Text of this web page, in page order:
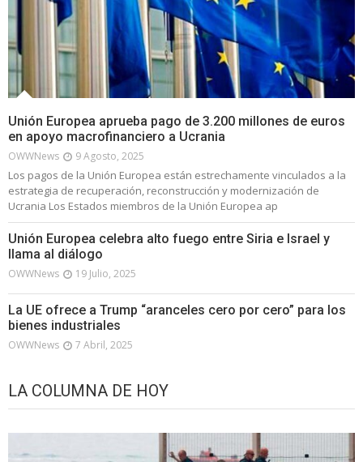
Unión Europea aprueba pago de 3.200 millones de euros
en apoyo macrofinanciero a Ucrania
OWWNews 9 Agosto, 2025
Los pagos de la Unión Europea están estrechamente vinculados a la
estrategia de recuperación, reconstrucción y modernización de
Ucrania Los Estados miembros de la Unión Europea ap
Unión Europea celebra alto fuego entre Siria e Israel y
llama al diálogo
OWWNews 19 Julio, 2025
La UE ofrece a Trump “aranceles cero por cero” para los
bienes industriales
OWWNews 7 Abril, 2025
LA COLUMNA DE HOY